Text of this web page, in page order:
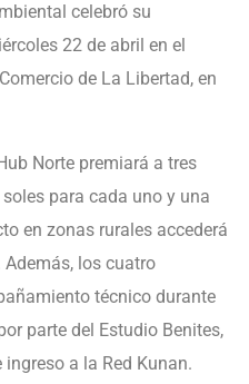
celebró su
22 de abril en el
de La Libertad, en
Norte premiará a tres
para cada uno y una
en zonas rurales accederá
los cuatro
técnico durante
parte del Estudio Benites,
a la Red Kunan.